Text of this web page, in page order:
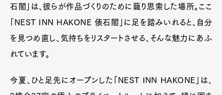
石閣」は、彼らが作品づくりのために籠り思索した場所。ここ
「NEST INN HAKONE 俵石閣」に足を踏みいれると、自分
を見つめ直し、気持ちをリスタートさせる、そんな魅力にあふ
れています。
今夏、ひと足先にオープンした「NEST INN HAKONE」は、